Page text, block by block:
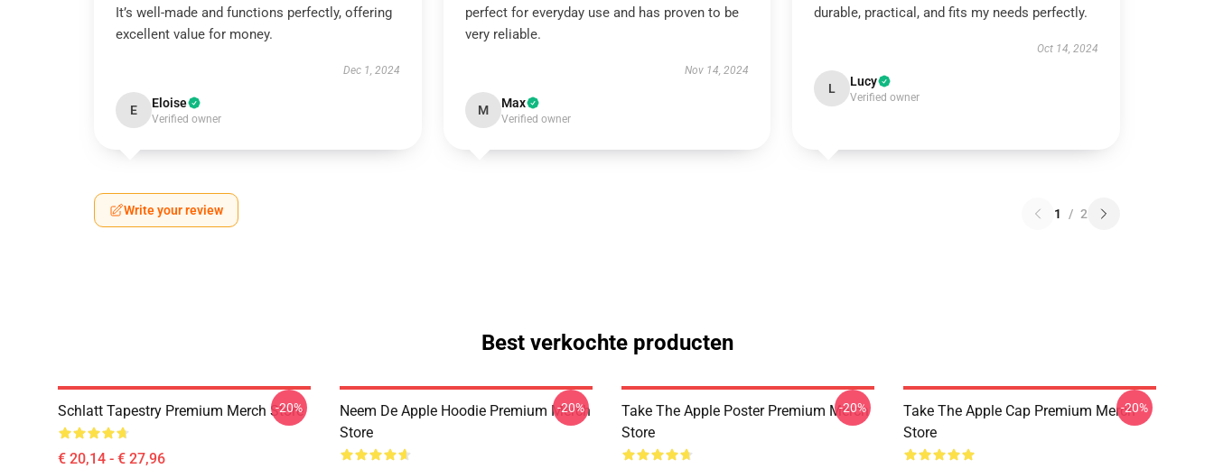
It’s well-made and functions perfectly, offering
excellent value for money.
Dec 1, 2024
E Eloise
Verified owner
perfect for everyday use and has proven to be
very reliable.
Nov 14, 2024
M Max
Verified owner
durable, practical, and fits my needs perfectly.
Oct 14, 2024
L Lucy
Verified owner
Write your review 1 / 2
Best verkochte producten
Schlatt Tapestry Premium Merch Store
€ 20,14 - € 27,96
-20%
Neem De Apple Hoodie Premium Merch
Store
-20%
Take The Apple Poster Premium Merch
Store
-20%
Take The Apple Cap Premium Merch
Store
-20%